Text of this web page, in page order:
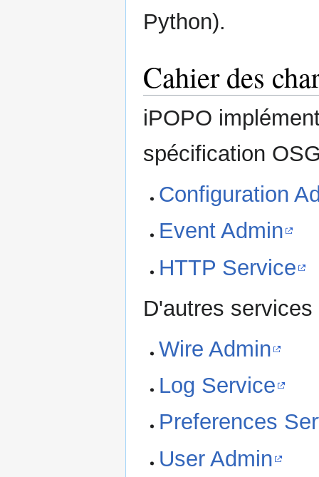
Python).
Cahier des
iPOPO
spécification
Configuration
Event Admin
HTTP Service
D'autres
Wire Admin
Log Service
Preferences
User Admin